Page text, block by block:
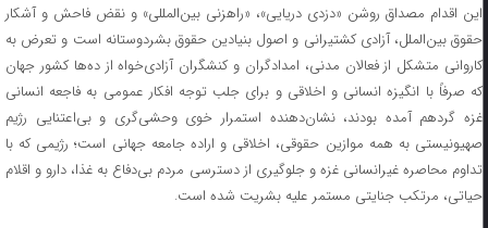
این اقدام مصداق روشن «دزدی دریایی»، «راهزنی بین‌المللی» و نقض فاحش و آشکار
حقوق بین‌الملل، آزادی کشتیرانی و اصول بنیادین حقوق بشردوستانه است و تعرض به
کاروانی متشکل از فعالان مدنی، امدادگران و کنشگران آزادی‌خواه از ده‌ها کشور جهان
که صرفاً با انگیزه انسانی و اخلاقی و برای جلب توجه افکار عمومی به فاجعه انسانی
غزه گردهم آمده بودند، نشان‌دهنده استمرار خوی وحشی‌گری و بی‌اعتنایی رژیم
صهیونیستی به همه موازین حقوقی، اخلاقی و اراده جامعه جهانی است؛ رژیمی که با
تداوم محاصره غیرانسانی غزه و جلوگیری از دسترسی مردم بی‌دفاع به غذا، دارو و اقلام
حیاتی، مرتکب جنایتی مستمر علیه بشریت شده است.